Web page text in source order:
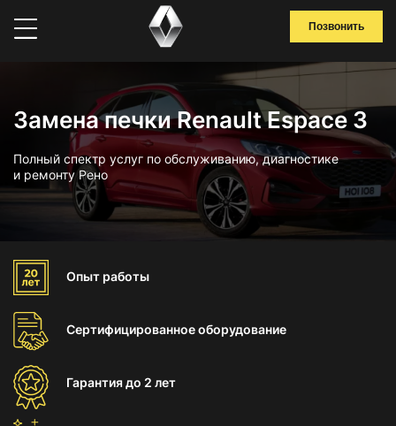
Позвонить
Замена печки Renault Espace 3
Полный спектр услуг по обслуживанию, диагностике
и ремонту Рено
Опыт работы
Сертифицированноеоборудование
Гарантиядо 2 лет